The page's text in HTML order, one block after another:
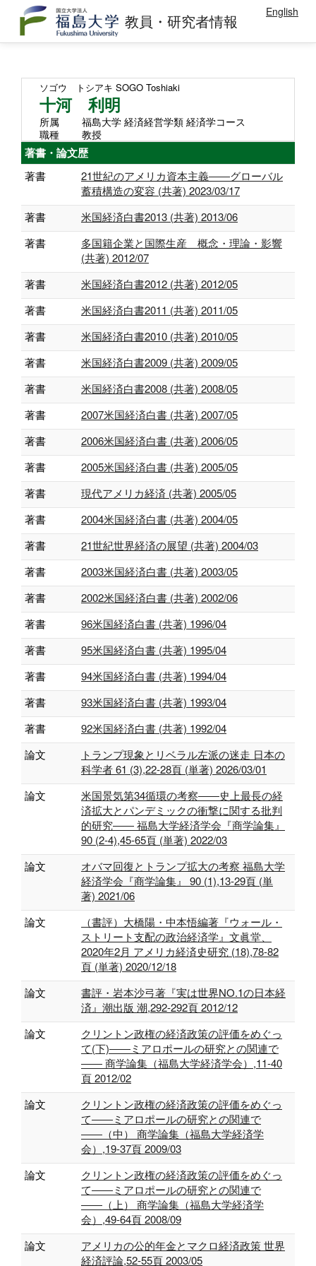
教員・研究者情報 English
ソゴウ トシアキ SOGO Toshiaki
十河 利明
所属
福島大学 経済経営学類 経済学コース
職種
教授
著書・論文歴
著書
21世紀のアメリカ資本主義――グローバル
蓄積構造の変容 (共著) 2023/03/17
著書
米国経済白書2013 (共著) 2013/06
著書
多国籍企業と国際生産 概念・理論・影響
(共著) 2012/07
著書
米国経済白書2012 (共著) 2012/05
著書
米国経済白書2011 (共著) 2011/05
著書
米国経済白書2010 (共著) 2010/05
著書
米国経済白書2009 (共著) 2009/05
著書
米国経済白書2008 (共著) 2008/05
著書
2007米国経済白書 (共著) 2007/05
著書
2006米国経済白書 (共著) 2006/05
著書
2005米国経済白書 (共著) 2005/05
著書
現代アメリカ経済 (共著) 2005/05
著書
2004米国経済白書 (共著) 2004/05
著書
21世紀世界経済の展望 (共著) 2004/03
著書
2003米国経済白書 (共著) 2003/05
著書
2002米国経済白書 (共著) 2002/06
著書
96米国経済白書 (共著) 1996/04
著書
95米国経済白書 (共著) 1995/04
著書
94米国経済白書 (共著) 1994/04
著書
93米国経済白書 (共著) 1993/04
著書
92米国経済白書 (共著) 1992/04
論文
トランプ現象とリベラル左派の迷走 日本の
科学者 61 (3),22-28頁 (単著) 2026/03/01
論文
米国景気第34循環の考察――史上最長の経
済拡大とパンデミックの衝撃に関する批判
的研究―― 福島大学経済学会『商学論集』
90 (2-4),45-65頁 (単著) 2022/03
論文
オバマ回復とトランプ拡大の考察 福島大学
経済学会『商学論集』 90 (1),13-29頁 (単
著) 2021/06
論文
（書評）大橋陽・中本悟編著『ウォール・
ストリート支配の政治経済学』文眞堂、
2020年2月 アメリカ経済史研究 (18),78-82
頁 (単著) 2020/12/18
論文
書評・岩本沙弓著『実は世界NO.1の日本経
済』潮出版 潮,292-292頁 2012/12
論文
クリントン政権の経済政策の評価をめぐっ
て(下)――ミアロポールの研究との関連で
―― 商学論集（福島大学経済学会）,11-40
頁 2012/02
論文
クリントン政権の経済政策の評価をめぐっ
て――ミアロポールの研究との関連で
――（中） 商学論集（福島大学経済学
会）,19-37頁 2009/03
論文
クリントン政権の経済政策の評価をめぐっ
て――ミアロポールの研究との関連で
――（上） 商学論集（福島大学経済学
会）,49-64頁 2008/09
論文
アメリカの公的年金とマクロ経済政策 世界
経済評論,52-55頁 2003/05